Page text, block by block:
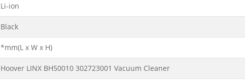
Li-ion
Black
*mm(L x W x H)
Hoover LINX BH50010 302723001 Vacuum Cleaner